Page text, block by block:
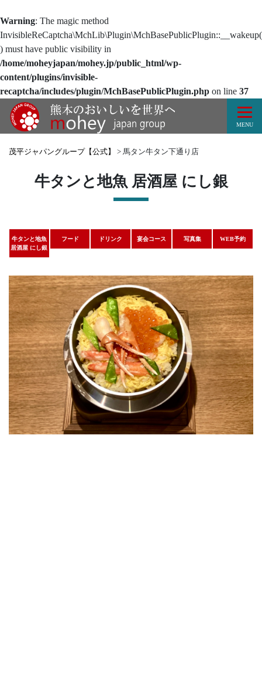
Warning: The magic method
InvisibleReCaptcha\MchLib\Plugin\MchBasePublicPlugin::__wakeup(
) must have public visibility in
/home/moheyjapan/mohey.jp/public_html/wp-
content/plugins/invisible-
recaptcha/includes/plugin/MchBasePublicPlugin.php on line 37
MENU
茂平ジャパングループ【公式】 > 馬タン牛タン下通り店
牛タンと地魚 居酒屋 にし銀
牛タンと地魚
居酒屋 にし銀
フード ドリンク 宴会コース 写真集 WEB予約